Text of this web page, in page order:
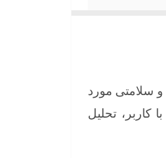
و سلامتی مورد
با کاربر، تحلیل